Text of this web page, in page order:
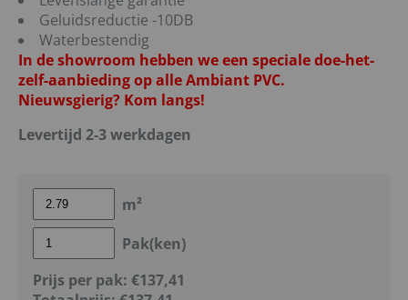
Geluidsreductie -10DB
Waterbestendig
In de showroom hebben we een speciale doe-het-
zelf-aanbieding op alle Ambiant PVC.
Nieuwsgierig? Kom langs!
Levertijd 2-3 werkdagen
m²
Pak(ken)
Prijs per pak: €137,41